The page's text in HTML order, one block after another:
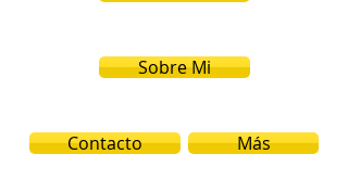
Sobre Mi
Contacto Más